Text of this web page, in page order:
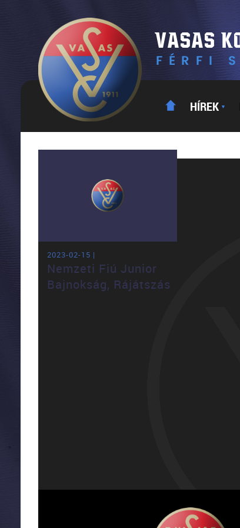
HÍREK ▼
2023-02-15 |
Nemzeti Fiú Junior
Bajnokság, Rájátszás